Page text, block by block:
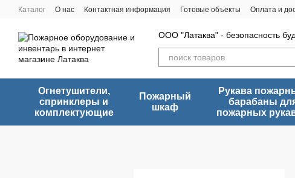
Перейти к основному контенту
Каталог О нас Контактная информация Готовые объекты Оплата и
ООО "Латаква" - безопасность
Огнетушители,
спринклеры и
комплектующие
Пожарный
шкаф
Рукава
барабаны
пожарных